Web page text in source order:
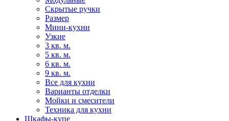
Скрытые ручки
Размер
Мини-кухни
Узкие
3 кв. м.
5 кв. м.
6 кв. м.
9 кв. м.
Все для кухни
Варианты отделки
Мойки и смесители
Техника для кухни
Шкафы-купе